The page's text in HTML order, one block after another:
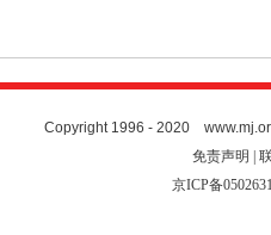
Copyright 1996 - 2020
免责声明 |
京ICP备